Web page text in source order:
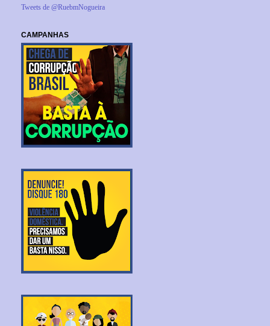
Tweets de @RuebmNogueira
CAMPANHAS